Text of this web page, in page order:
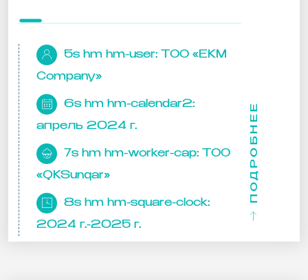
5s hm hm-user: ТОО «EKM
Company»
6s hm hm-calendar2:
апрель 2024 г.
7s hm hm-worker-cap: ТОО
«QKSunqar»
8s hm hm-square-clock:
2024 г.-2025 г.
ПОДРОБНЕЕ